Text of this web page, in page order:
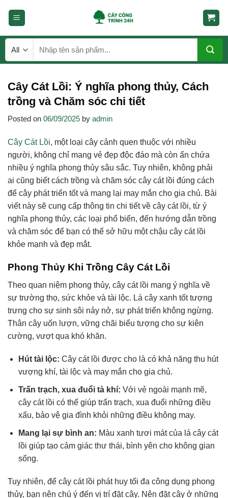
kiếm:
Cây Cát Lồi: Ý nghĩa phong thủy, Cách
trồng và Chăm sóc chi tiết
Posted on 06/09/2025 by admin
Cây Cát Lồi, một loại cây cảnh quen thuộc với nhiều
người, không chỉ mang vẻ đẹp độc đáo mà còn ẩn chứa
nhiều ý nghĩa phong thủy sâu sắc. Tuy nhiên, không phải
ai cũng biết cách trồng và chăm sóc cây cát lồi đúng cách
để cây phát triển tốt và mang lại may mắn cho gia chủ. Bài
viết này sẽ cung cấp thông tin chi tiết về cây cát lồi, từ ý
nghĩa phong thủy, các loại phổ biến, đến hướng dẫn trồng
và chăm sóc để bạn có thể sở hữu một chậu cây cát lồi
khỏe mạnh và đẹp mắt.
Phong Thủy Khi Trồng Cây Cát Lồi
Theo quan niệm phong thủy, cây cát lồi mang ý nghĩa về
sự trường thọ, sức khỏe và tài lộc. Lá cây xanh tốt tượng
trưng cho sự sinh sôi nảy nở, sự phát triển không ngừng.
Thân cây uốn lượn, vững chãi biểu tượng cho sự kiên
cường, vượt qua khó khăn.
Hút tài lộc: Cây cát lồi được cho là có khả năng thu hút
vượng khí, tài lộc và may mắn cho gia chủ.
Trấn trạch, xua đuổi tà khí: Với vẻ ngoài mạnh mẽ,
cây cát lồi có thể giúp trấn trạch, xua đuổi những điều
xấu, bảo vệ gia đình khỏi những điều không may.
Mang lại sự bình an: Màu xanh tươi mát của lá cây cát
lồi giúp tạo cảm giác thư thái, bình yên cho không gian
sống.
Tuy nhiên, để cây cát lồi phát huy tối đa công dụng phong
thủy, bạn nên chú ý đến vị trí đặt cây. Nên đặt cây ở những